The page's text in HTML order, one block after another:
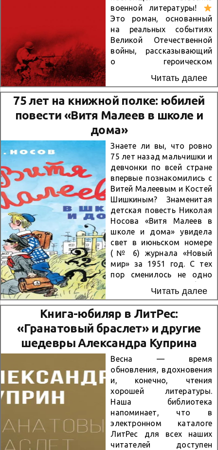
правды оказывается
слишком высока. Автор
виртуозно закручивает
интригу, сочетая
классический детектив,
глубокий психологизм и
яркие человеческие
судьбы. Вы не
успокоитесь, пока не
доберетесь до...
военной литературы!
Это роман, основанный
на реальных событиях
Великой Отечественной
войны, рассказывающий
о героическом
солдат в тяжелые годы
борьбы с врагом.
Шолохов мастерски
передает атмосферу
войны, дух мужества и
самопожертвования,
показывая судьбы
обычных людей, ставших
героями. В книге ярко
раскрыты чувства, страхи
и надежды тех, кто
боролся за свободу и
мирное будущее страны.
Эта книга —
вдохновляющий пример
мужества и гражданской
стойкости, которые
остаются актуальными и
по сей день.
Прочитать
книгу можно на Литресс:
https://www.litres.ru/book/
mihail-sholohov/oni-
srazhalis-za-rodinu-
9543563/ Не пропустите
возможность...
Читать далее
75 лет на книжной полке: юбилей
повести «Витя Малеев в школе и
дома»
Знаете ли вы, что ровно
75 лет назад мальчишки и
девчонки по всей стране
впервые познакомились с
Витей Малеевым и Костей
Шишкиным? Знаменитая
детская повесть Николая
Носова «Витя Малеев в
школе и дома» увидела
свет в июньском номере
(№ 6) журнала «Новый
мир» за 1951 год. С тех
пор сменилось не одно
смешная и удивительно
живая история до сих пор
остаётся одной из самых
любимых у юных
читателей и их
родителей. О чём книга?
Это история о двух
обычных
четвероклассниках,
которые сталкиваются с
типичными «школьными»
проблемами. Вите никак
не даётся арифметика, а
его другу Косте...
Читать далее
Книга-юбиляр в ЛитРес:
«Гранатовый браслет» и другие
шедевры Александра Куприна
Весна — время
обновления, вдохновения
и, конечно, чтения
хорошей литературы.
Наша библиотека
напоминает, что в
электронном каталоге
ЛитРес для всех наших
читателей доступен